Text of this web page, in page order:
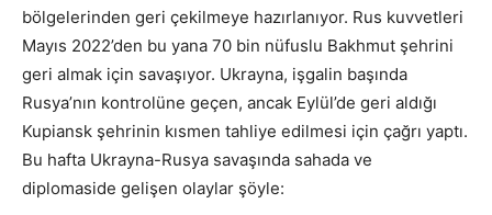
bölgelerinden geri çekilmeye hazırlanıyor. Rus kuvvetleri
Mayıs 2022’den bu yana 70 bin nüfuslu Bakhmut şehrini
geri almak için savaşıyor. Ukrayna, işgalin başında
Rusya’nın kontrolüne geçen, ancak Eylül’de geri aldığı
Kupiansk şehrinin kısmen tahliye edilmesi için çağrı yaptı.
Bu hafta Ukrayna-Rusya savaşında sahada ve
diplomaside gelişen olaylar şöyle: